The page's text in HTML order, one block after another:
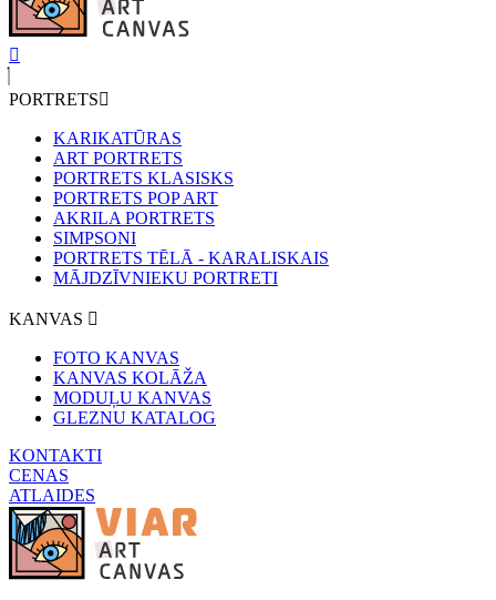
PORTRETS
KARIKATŪRAS
ART PORTRETS
PORTRETS KLASISKS
PORTRETS POP ART
AKRILA PORTRETS
SIMPSONI
PORTRETS TĒLĀ - KARALISKAIS
MĀJDZĪVNIEKU PORTRETI
KANVAS
FOTO KANVAS
KANVAS KOLĀŽA
MODUĻU KANVAS
GLEZNU KATALOG
KONTAKTI
CENAS
ATLAIDES